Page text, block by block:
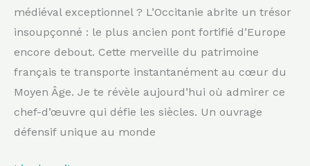
médiéval exceptionnel ? L’Occitanie abrite un trésor
insoupçonné : le plus ancien pont fortifié d’Europe
encore debout. Cette merveille du patrimoine
français te transporte instantanément au cœur du
Moyen Âge. Je te révèle aujourd’hui où admirer ce
chef-d’œuvre qui défie les siècles. Un ouvrage
défensif unique au monde
où
le
voir